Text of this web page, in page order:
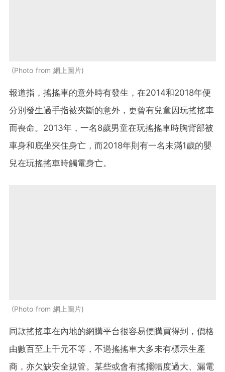
Photo from 網上圖片
報道指，搖搖車的意外時有發生，在2014和2018年便
分別發生過手指被夾斷的意外，更曾有兒童因玩搖搖車
而喪命。2013年，一名8歲男童在玩搖搖車時胸背部被
車身和底坐夾住身亡，而2018年則有一名未滿1歲的嬰
兒在玩搖搖車時觸電身亡。
Photo from 網上圖片
同款搖搖車在內地的網購平台很容易便購買得到，價格
由數百至上千元不等，不過搖搖車大多未有標示生產
商，亦欠缺安全規管。某些或會有搖擺幅度過大、漏電